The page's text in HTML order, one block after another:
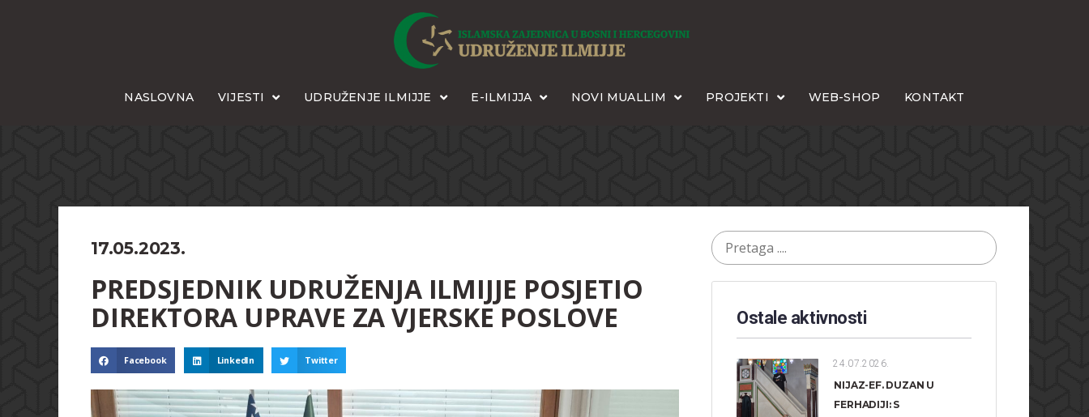
NASLOVNA VIJESTI UDRUŽENJE ILMIJJE E-ILMIJJA NOVI MUALLIM PROJEKTI WEB-SHOP KONTAKT
17.05.2023.
PREDSJEDNIK UDRUŽENJA ILMIJJE POSJETIO
DIREKTORA UPRAVE ZA VJERSKE POSLOVE
Facebook LinkedIn Twitter
Ostale aktivnosti
24.07.2026.
NIJAZ-EF. DUZAN U
FERHADIJI: S